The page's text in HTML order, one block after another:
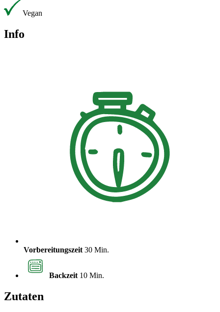
Vegan
Info
Vorbereitungszeit 30 Min.
Backzeit 10 Min.
Zutaten